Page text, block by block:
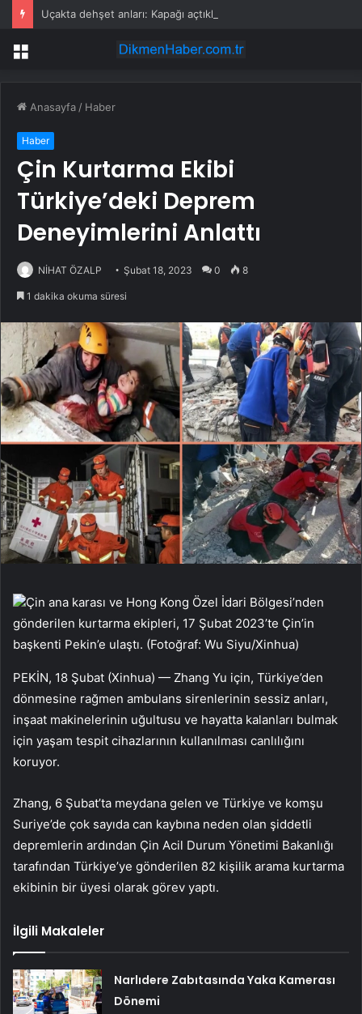
Menü
Anasayfa / Haber
Haber
Çin Kurtarma Ekibi
Türkiye’deki Deprem
Deneyimlerini Anlattı
NİHAT ÖZALP Şubat 18, 2023 0 8
1 dakika okuma süresi
Çin ana karası ve Hong Kong Özel İdari Bölgesi’nden
gönderilen kurtarma ekipleri, 17 Şubat 2023’te Çin’in
başkenti Pekin’e ulaştı. (Fotoğraf: Wu Siyu/Xinhua)
PEKİN, 18 Şubat (Xinhua) — Zhang Yu için, Türkiye’den
dönmesine rağmen ambulans sirenlerinin sessiz anları,
inşaat makinelerinin uğultusu ve hayatta kalanları bulmak
için yaşam tespit cihazlarının kullanılması canlılığını
koruyor.
Zhang, 6 Şubat’ta meydana gelen ve Türkiye ve komşu
Suriye’de çok sayıda can kaybına neden olan şiddetli
depremlerin ardından Çin Acil Durum Yönetimi Bakanlığı
tarafından Türkiye’ye gönderilen 82 kişilik arama kurtarma
ekibinin bir üyesi olarak görev yaptı.
İlgili Makaleler
Narlıdere Zabıtasında Yaka Kamerası
Dönemi